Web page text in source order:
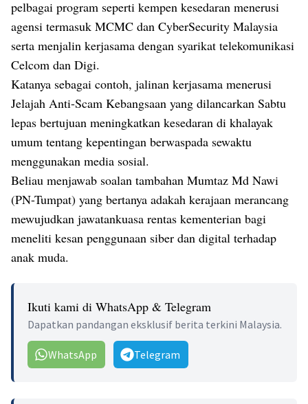
pelbagai program seperti kempen kesedaran menerusi
agensi termasuk MCMC dan CyberSecurity Malaysia
serta menjalin kerjasama dengan syarikat telekomunikasi
Celcom dan Digi.
Katanya sebagai contoh, jalinan kerjasama menerusi
Jelajah Anti-Scam Kebangsaan yang dilancarkan Sabtu
lepas bertujuan meningkatkan kesedaran di khalayak
umum tentang kepentingan berwaspada sewaktu
menggunakan media sosial.
Beliau menjawab soalan tambahan Mumtaz Md Nawi
(PN-Tumpat) yang bertanya adakah kerajaan merancang
mewujudkan jawatankuasa rentas kementerian bagi
meneliti kesan penggunaan siber dan digital terhadap
anak muda.
Ikuti kami di WhatsApp & Telegram
Dapatkan pandangan eksklusif berita terkini Malaysia.
WhatsApp Telegram